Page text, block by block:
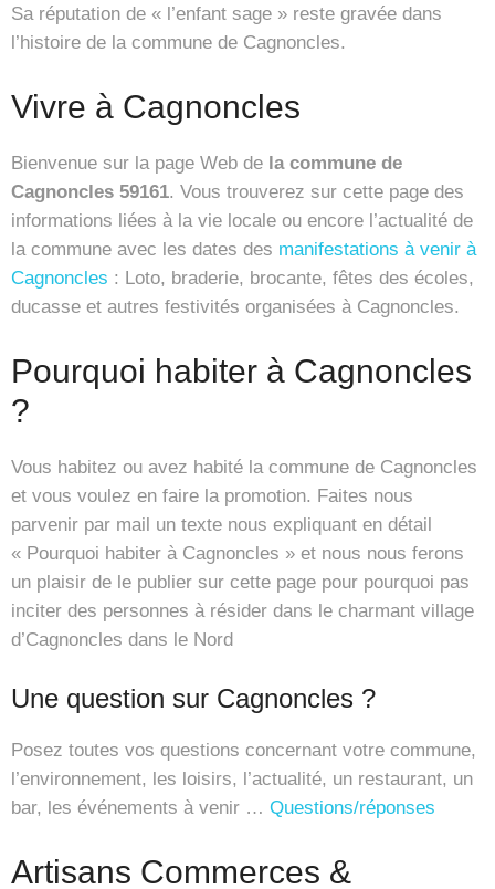
Sa réputation de « l’enfant sage » reste gravée dans
l’histoire de la commune de Cagnoncles.
Vivre à Cagnoncles
Bienvenue sur la page Web de la commune de
Cagnoncles 59161. Vous trouverez sur cette page des
informations liées à la vie locale ou encore l’actualité de
la commune avec les dates des manifestations à venir à
Cagnoncles : Loto, braderie, brocante, fêtes des écoles,
ducasse et autres festivités organisées à Cagnoncles.
Pourquoi habiter à Cagnoncles
?
Vous habitez ou avez habité la commune de Cagnoncles
et vous voulez en faire la promotion. Faites nous
parvenir par mail un texte nous expliquant en détail
« Pourquoi habiter à Cagnoncles » et nous nous ferons
un plaisir de le publier sur cette page pour pourquoi pas
inciter des personnes à résider dans le charmant village
d’Cagnoncles dans le Nord
Une question sur Cagnoncles ?
Posez toutes vos questions concernant votre commune,
l’environnement, les loisirs, l’actualité, un restaurant, un
bar, les événements à venir … Questions/réponses
Artisans Commerces &